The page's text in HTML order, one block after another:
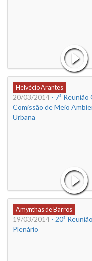
Helvécio Arantes
20/03/2014 - 7ª Reunião
Comissão de Meio
Urbana
Amynthas de Barros
19/03/2014 - 20ª
Plenário